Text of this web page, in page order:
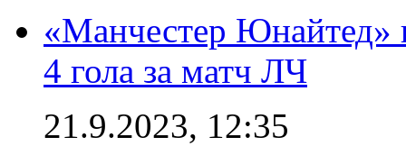
«Манчестер Юнайтед»
4 гола за матч ЛЧ
21.9.2023, 12:35